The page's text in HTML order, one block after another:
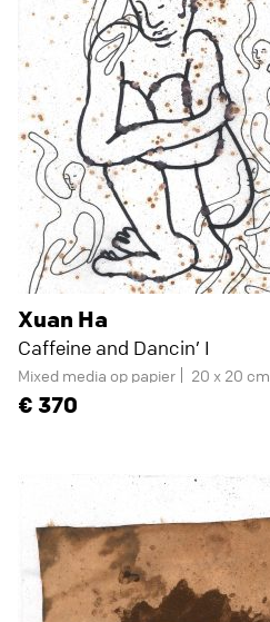
Xuan Ha
Caffeine and Dancin’ I
Mixed media op papier 20 x 20 cm
370